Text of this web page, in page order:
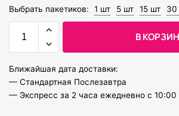
Выбрать пакетиков: 1 шт 5 шт 15 шт 30
В
Ближайшая дата доставки:
— Стандартная Послезавтра
— Экспресс за 2 часа ежедневно с 10:00